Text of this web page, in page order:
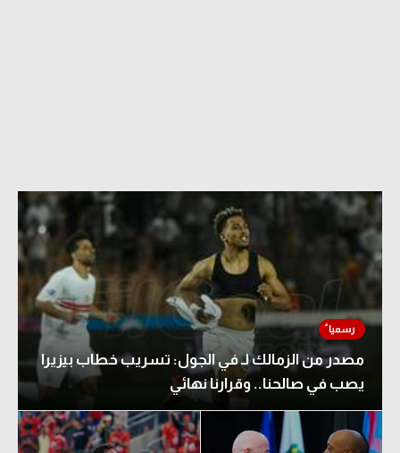
مصدر من الزمالك لـ في الجول: تسريب خطاب بيزيرا
يصب في صالحنا.. وقرارنا نهائي